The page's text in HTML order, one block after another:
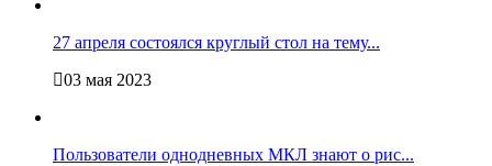
27 апреля состоялся круглый стол на тему...
03 мая 2023
Пользователи однодневных МКЛ знают о рис...